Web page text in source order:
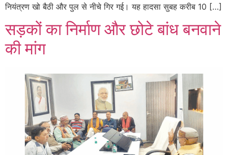
नियंत्रण खो बैठी और पुल से नीचे गिर गई। यह हादसा सुबह करीब 10 […]
सड़कों का निर्माण और छोटे बांध बनवाने
की मांग